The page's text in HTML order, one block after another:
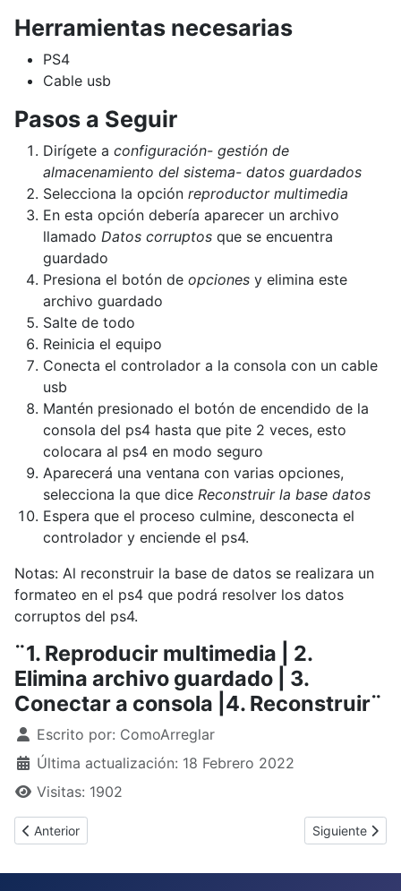
Herramientas necesarias
PS4
Cable usb
Pasos a Seguir
Dirígete a configuración- gestión de
almacenamiento del sistema- datos guardados
Selecciona la opción reproductor multimedia
En esta opción debería aparecer un archivo
llamado Datos corruptos que se encuentra
guardado
Presiona el botón de opciones y elimina este
archivo guardado
Salte de todo
Reinicia el equipo
Conecta el controlador a la consola con un cable
usb
Mantén presionado el botón de encendido de la
consola del ps4 hasta que pite 2 veces, esto
colocara al ps4 en modo seguro
Aparecerá una ventana con varias opciones,
selecciona la que dice Reconstruir la base datos
Espera que el proceso culmine, desconecta el
controlador y enciende el ps4.
Notas: Al reconstruir la base de datos se realizara un
formateo en el ps4 que podrá resolver los datos
corruptos del ps4.
¨1. Reproducir multimedia | 2.
Elimina archivo guardado | 3.
Conectar a consola |4. Reconstruir¨
Detalles
Escrito por: ComoArreglar
Última actualización: 18 Febrero 2022
Visitas: 1902
Artículo anterior: ¿Cómo arreglar dientes grandes?
Anterior Artículo
Siguiente